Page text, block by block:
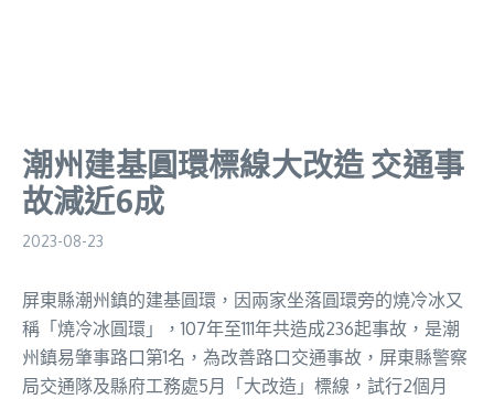
潮州建基圓環標線大改造 交通事
故減近6成
2023-08-23
屏東縣潮州鎮的建基圓環，因兩家坐落圓環旁的燒冷冰又
稱「燒冷冰圓環」，107年至111年共造成236起事故，是潮
州鎮易肇事路口第1名，為改善路口交通事故，屏東縣警察
局交通隊及縣府工務處5月「大改造」標線，試行2個月